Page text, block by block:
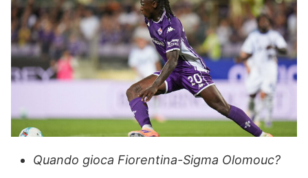
Quando gioca Fiorentina-Sigma Olomouc?